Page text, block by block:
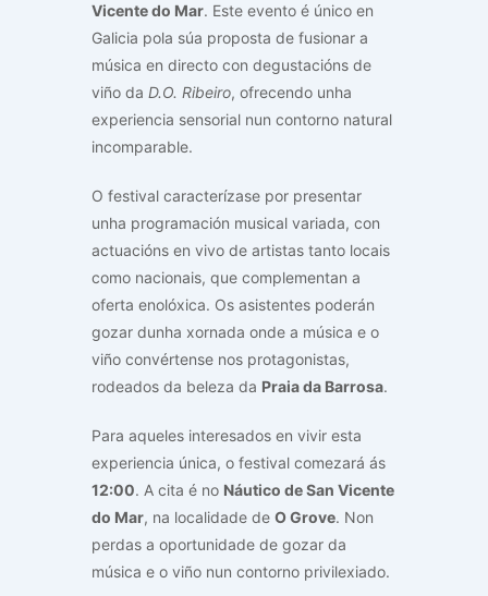
Vicente do Mar. Este evento é único en
Galicia pola súa proposta de fusionar a
música en directo con degustacións de
viño da D.O. Ribeiro, ofrecendo unha
experiencia sensorial nun contorno natural
incomparable.
O festival caracterízase por presentar
unha programación musical variada, con
actuacións en vivo de artistas tanto locais
como nacionais, que complementan a
oferta enolóxica. Os asistentes poderán
gozar dunha xornada onde a música e o
viño convértense nos protagonistas,
rodeados da beleza da Praia da Barrosa.
Para aqueles interesados en vivir esta
experiencia única, o festival comezará ás
12:00. A cita é no Náutico de San Vicente
do Mar, na localidade de O Grove. Non
perdas a oportunidade de gozar da
música e o viño nun contorno privilexiado.